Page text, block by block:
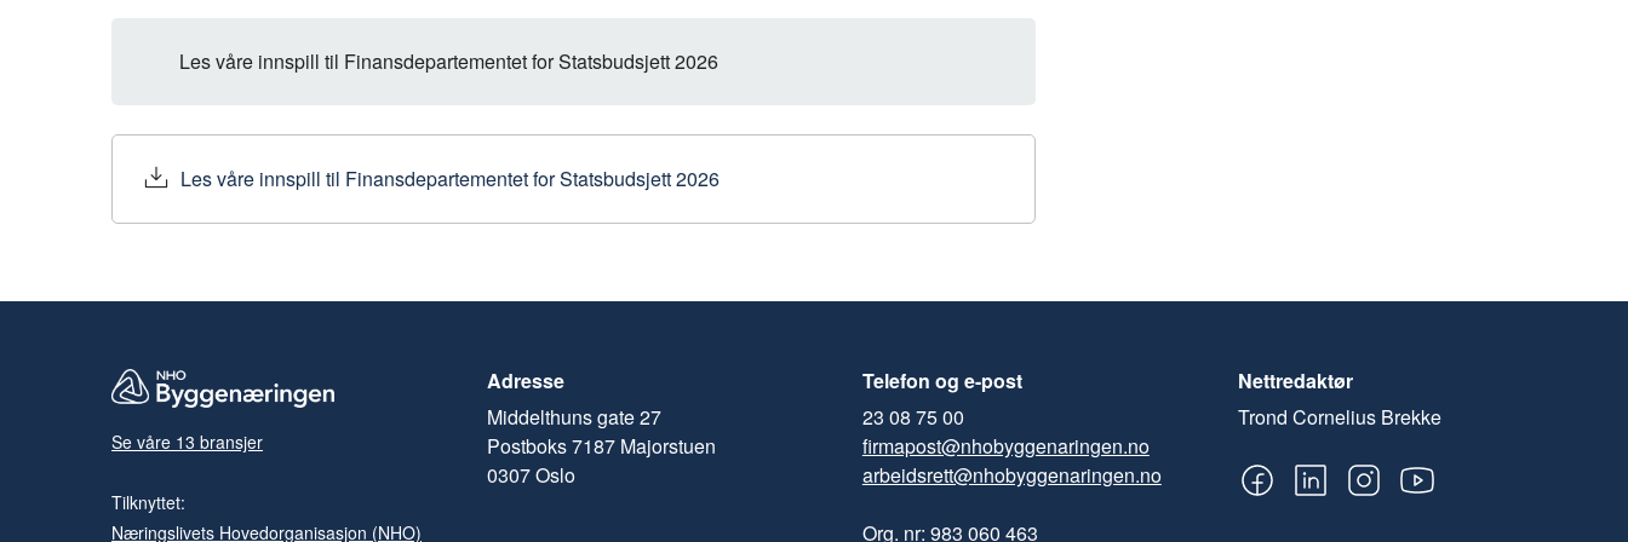
Les våre innspill til Finansdepartementet for Statsbudsjett 2026
Les våre innspill til Finansdepartementet for Statsbudsjett 2026
Se våre 13 bransjer
Tilknyttet:
Næringslivets Hovedorganisasjon (NHO)
Adresse
Middelthuns gate 27
Postboks 7187 Majorstuen
0307 Oslo
Telefon og e-post
23 08 75 00
firmapost@nhobyggenaringen.no
arbeidsrett@nhobyggenaringen.no
Org. nr: 983 060 463
Nettredaktør
Trond Cornelius Brekke